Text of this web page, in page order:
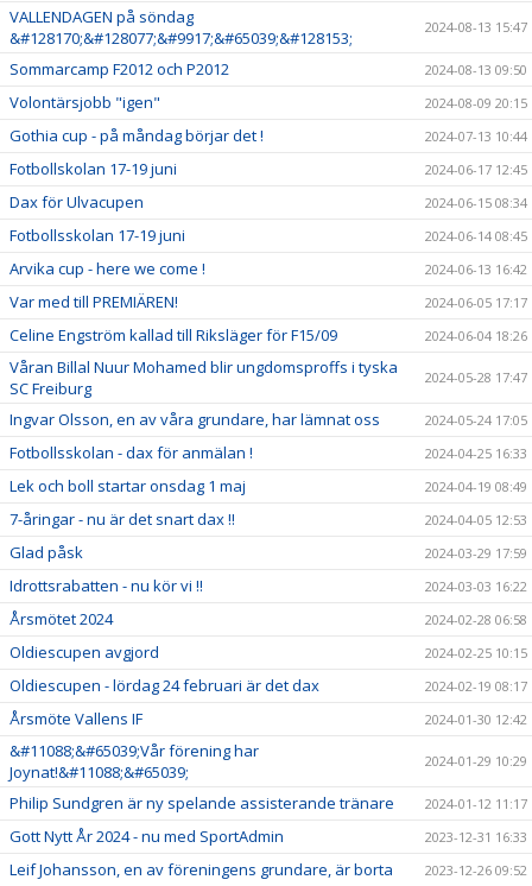
VALLENDAGEN på söndag
&#128170;&#128077;&#9917;&#65039;&#128153;
2024-08-13 15:47
Sommarcamp F2012 och P2012 2024-08-13 09:50
Volontärsjobb "igen" 2024-08-09 20:15
Gothia cup - på måndag börjar det ! 2024-07-13 10:44
Fotbollskolan 17-19 juni 2024-06-17 12:45
Dax för Ulvacupen 2024-06-15 08:34
Fotbollsskolan 17-19 juni 2024-06-14 08:45
Arvika cup - here we come ! 2024-06-13 16:42
Var med till PREMIÄREN! 2024-06-05 17:17
Celine Engström kallad till Riksläger för F15/09 2024-06-04 18:26
Våran Billal Nuur Mohamed blir ungdomsproffs i tyska
SC Freiburg
2024-05-28 17:47
Ingvar Olsson, en av våra grundare, har lämnat oss 2024-05-24 17:05
Fotbollsskolan - dax för anmälan ! 2024-04-25 16:33
Lek och boll startar onsdag 1 maj 2024-04-19 08:49
7-åringar - nu är det snart dax !! 2024-04-05 12:53
Glad påsk 2024-03-29 17:59
Idrottsrabatten - nu kör vi !! 2024-03-03 16:22
Årsmötet 2024 2024-02-28 06:58
Oldiescupen avgjord 2024-02-25 10:15
Oldiescupen - lördag 24 februari är det dax 2024-02-19 08:17
Årsmöte Vallens IF 2024-01-30 12:42
&#11088;&#65039;Vår förening har
Joynat!&#11088;&#65039;
2024-01-29 10:29
Philip Sundgren är ny spelande assisterande tränare 2024-01-12 11:17
Gott Nytt År 2024 - nu med SportAdmin 2023-12-31 16:33
Leif Johansson, en av föreningens grundare, är borta 2023-12-26 09:52